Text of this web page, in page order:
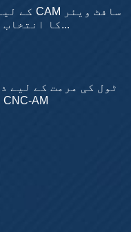
کا انتخاب کیسے کریں...
ٹول کی مرمت کے لیے
لہ ہائبرڈ CNC-AM